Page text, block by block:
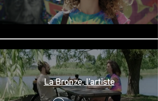
La Bronze, l'artiste